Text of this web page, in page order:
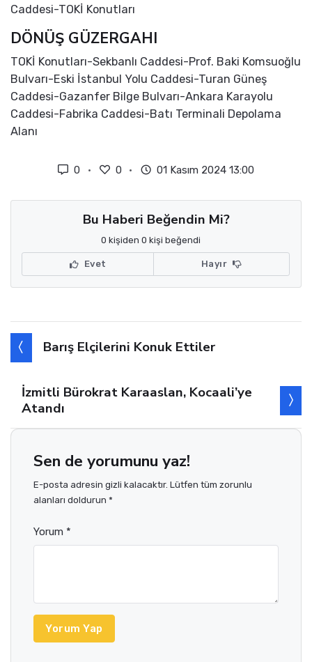
Caddesi-TOKİ Konutları
DÖNÜŞ GÜZERGAHI
TOKİ Konutları-Sekbanlı Caddesi-Prof. Baki Komsuoğlu
Bulvarı-Eski İstanbul Yolu Caddesi-Turan Güneş
Caddesi-Gazanfer Bilge Bulvarı-Ankara Karayolu
Caddesi-Fabrika Caddesi-Batı Terminali Depolama
Alanı
0 0 01 Kasım 2024 13:00
Bu Haberi Beğendin Mi?
0 kişiden 0 kişi beğendi
Evet Hayır
Barış Elçilerini Konuk Ettiler
İzmitli Bürokrat Karaaslan, Kocaali’ye
Atandı
Sen de yorumunu yaz!
E-posta adresin gizli kalacaktır. Lütfen tüm zorunlu
alanları doldurun *
Yorum *
Yorum Yap